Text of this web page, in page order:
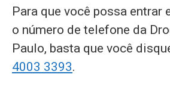
Para que você possa entrar
o número de telefone da
Paulo, basta que você
4003 3393.